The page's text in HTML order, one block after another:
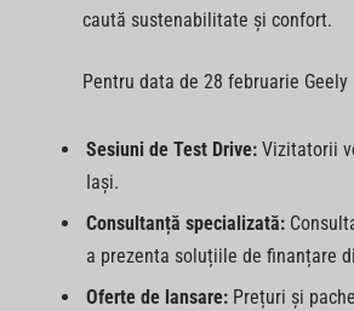
caută sustenabilitate și confort.
Pentru data de 28 februarie
Sesiuni de Test Drive:Vizitatorii
Iași.
Consultanță specializată:
a prezenta soluțiile de finanțare
Oferte de lansare:Prețuri și